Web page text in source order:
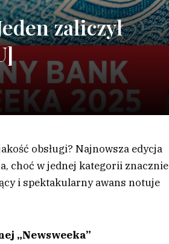
zaliczył
obsługi? Najnowsza edycja
choć w jednej kategorii znacznie
i spektakularny awans notuje
„Newsweeka”